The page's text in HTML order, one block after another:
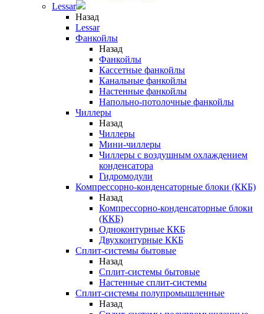
Lessar
Назад
Lessar
Фанкойлы
Назад
Фанкойлы
Кассетные фанкойлы
Канальные фанкойлы
Настенные фанкойлы
Напольно-потолочные фанкойлы
Чиллеры
Назад
Чиллеры
Мини-чиллеры
Чиллеры с воздушным охлаждением
конденсатора
Гидромодули
Компрессорно-конденсаторные блоки (ККБ)
Назад
Компрессорно-конденсаторные блоки
(ККБ)
Одноконтурные ККБ
Двухконтурные ККБ
Сплит-системы бытовые
Назад
Сплит-системы бытовые
Настенные сплит-системы
Сплит-системы полупромышленные
Назад